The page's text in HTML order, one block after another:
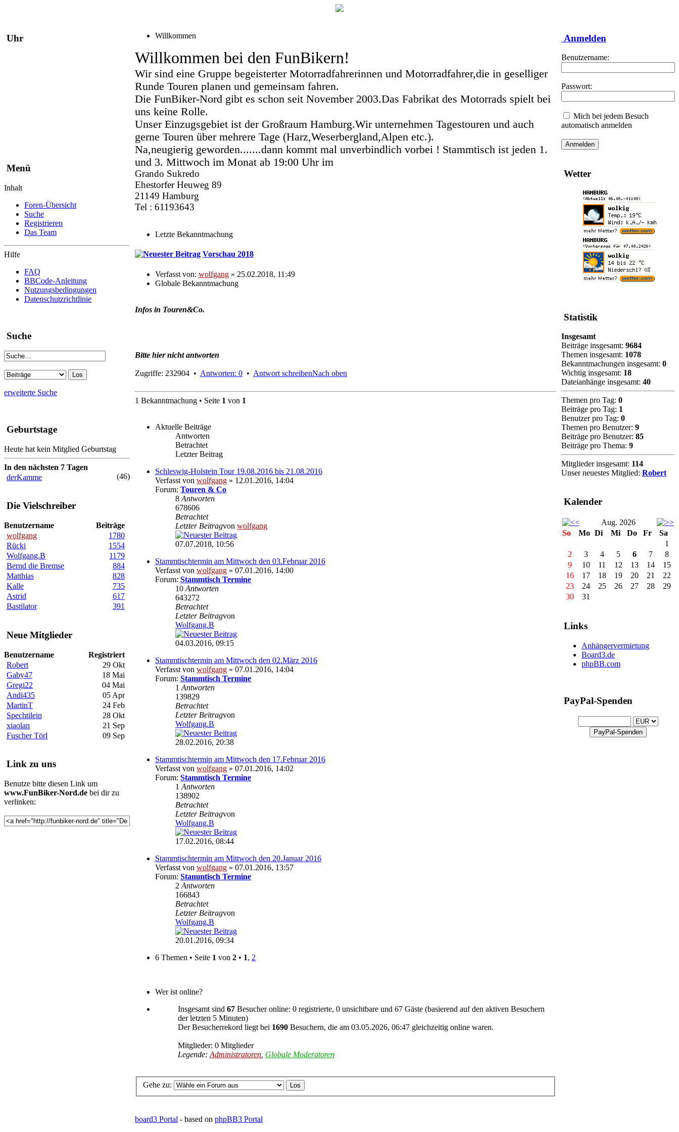
Uhr
Menü
Inhalt
Foren-Übersicht
Suche
Registrieren
Das Team
Hilfe
FAQ
BBCode-Anleitung
Nutzungsbedingungen
Datenschutzrichtlinie
Suche
erweiterte Suche
Geburtstage
Heute hat kein Mitglied Geburtstag
In den nächsten 7 Tagen
derKamme
(46)
Die Vielschreiber
Benutzername
Beiträge
wolfgang
1780
Rücki
1554
Wolfgang.B
1179
Bernd die Bremse
884
Matthias
828
Kalle
735
Astrid
617
Bastilator
391
Neue Mitglieder
Benutzername
Registriert
Robert
29 Okt
Gaby47
18 Mai
Gregi22
04 Mai
Andi435
05 Apr
MartinT
24 Feb
Spechtilein
28 Okt
xiaolan
21 Sep
Fuscher Törl
09 Sep
Link zu uns
Benutze bitte diesen Link um
www.FunBiker-Nord.de bei dir zu
verlinken:
Willkommen
Willkommen bei den FunBikern!
Wir sind eine Gruppe begeisterter Motorradfahrerinnen und Motorradfahrer,die in geselliger
Runde Touren planen und gemeinsam fahren.
Die FunBiker-Nord gibt es schon seit November 2003.Das Fabrikat des Motorrads spielt bei
uns keine Rolle.
Unser Einzugsgebiet ist der Großraum Hamburg.Wir unternehmen Tagestouren und auch
gerne Touren über mehrere Tage (Harz,Weserbergland,Alpen etc.).
Na,neugierig geworden.......dann kommt mal unverbindlich vorbei ! Stammtisch ist jeden 1.
und 3. Mittwoch im Monat ab 19:00 Uhr im
Grando Sukredo
Ehestorfer Heuweg 89
21149 Hamburg
Tel : 61193643
Letzte Bekanntmachung
Vorschau 2018
Verfasst von: wolfgang » 25.02.2018, 11:49
Globale Bekanntmachung
Infos in Touren&Co.
Bitte hier nicht antworten
Zugriffe: 232904 • Antworten: 0 • Antwort schreibenNach oben
1 Bekanntmachung • Seite 1 von 1
Aktuelle Beiträge
Antworten
Betrachtet
Letzter Beitrag
Schleswig-Holstein Tour 19.08.2016 bis 21.08.2016
Verfasst von wolfgang » 12.01.2016, 14:04
Forum: Touren & Co
8 Antworten
678606
Betrachtet
Letzter Beitragvon wolfgang
07.07.2018, 10:56
Stammtischtermin am Mittwoch den 03.Februar 2016
Verfasst von wolfgang » 07.01.2016, 14:00
Forum: Stammtisch Termine
10 Antworten
643272
Betrachtet
Letzter Beitragvon
Wolfgang.B
04.03.2016, 09:15
Stammtischtermin am Mittwoch den 02.März 2016
Verfasst von wolfgang » 07.01.2016, 14:04
Forum: Stammtisch Termine
1 Antworten
139829
Betrachtet
Letzter Beitragvon
Wolfgang.B
28.02.2016, 20:38
Stammtischtermin am Mittwoch den 17.Februar 2016
Verfasst von wolfgang » 07.01.2016, 14:02
Forum: Stammtisch Termine
1 Antworten
138902
Betrachtet
Letzter Beitragvon
Wolfgang.B
17.02.2016, 08:44
Stammtischtermin am Mittwoch den 20.Januar 2016
Verfasst von wolfgang » 07.01.2016, 13:57
Forum: Stammtisch Termine
2 Antworten
166843
Betrachtet
Letzter Beitragvon
Wolfgang.B
20.01.2016, 09:34
6 Themen • Seite 1 von 2 • 1, 2
Wer ist online?
Insgesamt sind 67 Besucher online: 0 registrierte, 0 unsichtbare und 67 Gäste (basierend auf den aktiven Besuchern
der letzten 5 Minuten)
Der Besucherrekord liegt bei 1690 Besuchern, die am 03.05.2026, 06:47 gleichzeitig online waren.
Mitglieder: 0 Mitglieder
Legende: Administratoren Globale Moderatoren
Gehe zu:
board3 Portal - based on phpBB3 Portal
Anmelden
Benutzername:
Passwort:
Mich bei jedem Besuch
automatisch anmelden
Wetter
Statistik
Insgesamt
Beiträge insgesamt: 9684
Themen insgesamt: 1078
Bekanntmachungen insgesamt: 0
Wichtig insgesamt: 18
Dateianhänge insgesamt: 40
Themen pro Tag: 0
Beiträge pro Tag: 1
Benutzer pro Tag: 0
Themen pro Benutzer: 9
Beiträge pro Benutzer: 85
Beiträge pro Thema: 9
Mitglieder insgesamt: 114
Unser neuestes Mitglied: Robert
Kalender
Aug. 2026
So
Mo Di Mi Do Fr
Sa
1
2
3 4 5 6 7
8
9
10 11 12 13 14
15
16
17 18 19 20 21
22
23
24 25 26 27 28
29
30
31
Links
Anhängervermietung
Board3.de
phpBB.com
PayPal-Spenden